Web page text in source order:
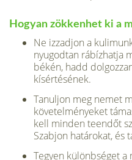
Hogyan zökkenhet ki a
Ne izzadjon a
nyugodtan rábízhatja
békén, hadd
kísértésének.
Tanuljon meg nemet
követelményeket
kell minden teendőt
Szabjon határokat, és
Tegyen különbséget